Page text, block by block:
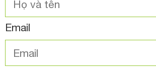
Email